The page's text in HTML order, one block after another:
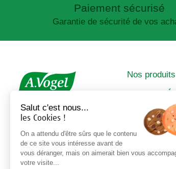
Paiement sécurisé
Garantie de sécurité de vos
Nos produits
IMMUNITÉ
SOMMEIL
STRESS
Salut c'est nous...
les Cookies !
On a attendu d'être sûrs que le contenu
de ce site vous intéresse avant de
vous déranger, mais on aimerait bien vous
votre visite...